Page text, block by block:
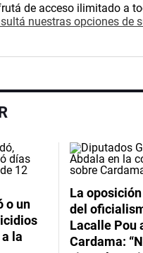
de acceso ilimitado a
nuestras opciones de
o un
la
La
del
Lacalle Pou
Cardama: